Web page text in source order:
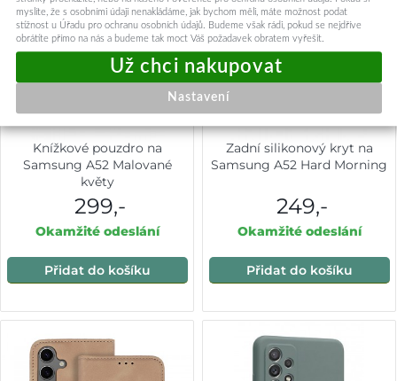
Knížkové pouzdro na
Samsung A52 Malované
květy
299,-
Okamžité odeslání
Přidat do košíku
Zadní silikonový kryt na
Samsung A52 Hard Morning
249,-
Okamžité odeslání
Přidat do košíku
myslíte, že s osobními údaji nenakládáme, jak bychom měli, máte možnost podat
stížnost u Úřadu pro ochranu osobních údajů. Budeme však rádi, pokud se nejdříve
obrátíte přímo na nás a budeme tak moct Váš požadavek obratem vyřešit.
Nastavení